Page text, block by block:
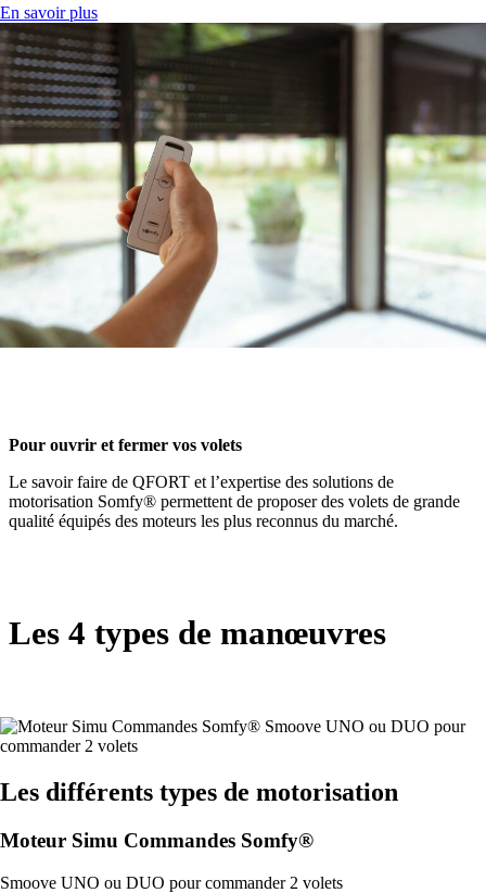
En savoir plus
Pour ouvrir et fermer vos volets
Le savoir faire de QFORT et l’expertise des solutions de
motorisation Somfy® permettent de proposer des volets de grande
qualité équipés des moteurs les plus reconnus du marché.
Les 4 types de manœuvres
Les différents types de motorisation
Moteur Simu Commandes Somfy®
Smoove UNO ou DUO pour commander 2 volets